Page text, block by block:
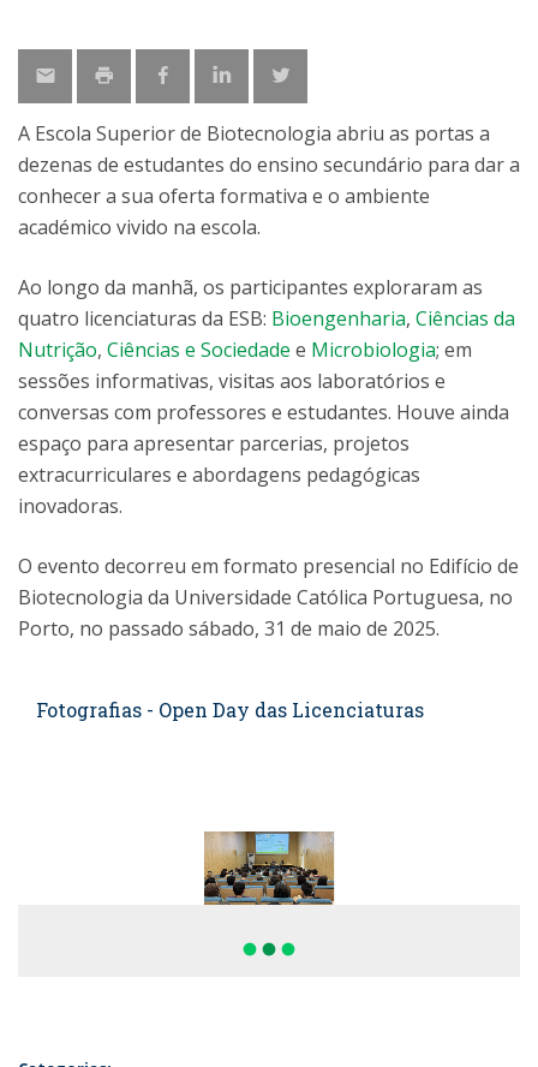
A Escola Superior de Biotecnologia abriu as portas a
dezenas de estudantes do ensino secundário para dar a
conhecer a sua oferta formativa e o ambiente
académico vivido na escola.
Ao longo da manhã, os participantes exploraram as
quatro licenciaturas da ESB: Bioengenharia, Ciências da
Nutrição, Ciências e Sociedade e Microbiologia; em
sessões informativas, visitas aos laboratórios e
conversas com professores e estudantes. Houve ainda
espaço para apresentar parcerias, projetos
extracurriculares e abordagens pedagógicas
inovadoras.
O evento decorreu em formato presencial no Edifício de
Biotecnologia da Universidade Católica Portuguesa, no
Porto, no passado sábado, 31 de maio de 2025.
Fotografias - Open Day das Licenciaturas
fiber_manual_record fiber_manual_record fiber_manual_record